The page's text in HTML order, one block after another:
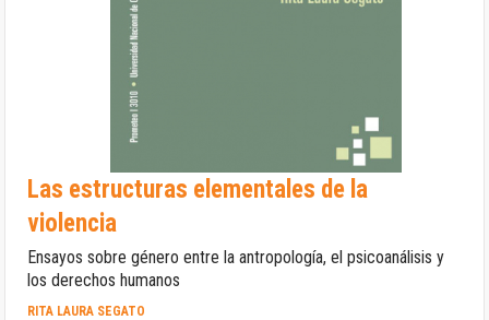
Saltar
al
comienzo
de
la
galería
de
imágenes
Las estructuras elementales de la
violencia
Ensayos sobre género entre la antropología, el psicoanálisis y
los derechos humanos
RITA LAURA SEGATO